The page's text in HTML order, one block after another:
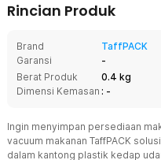
Rincian Produk
Brand
TaffPACK
Garansi
-
Berat Produk
0.4 kg
Dimensi Kemasan : -
Ingin menyimpan persediaan
vacuum makanan TaffPACK
dalam kantong plastik kedap